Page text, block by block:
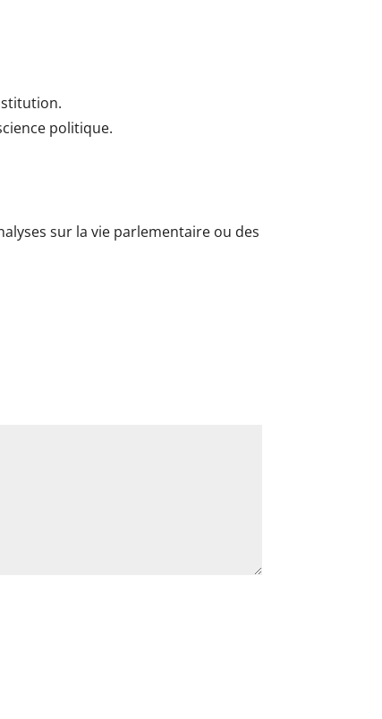
politique.
sur la vie parlementaire ou des